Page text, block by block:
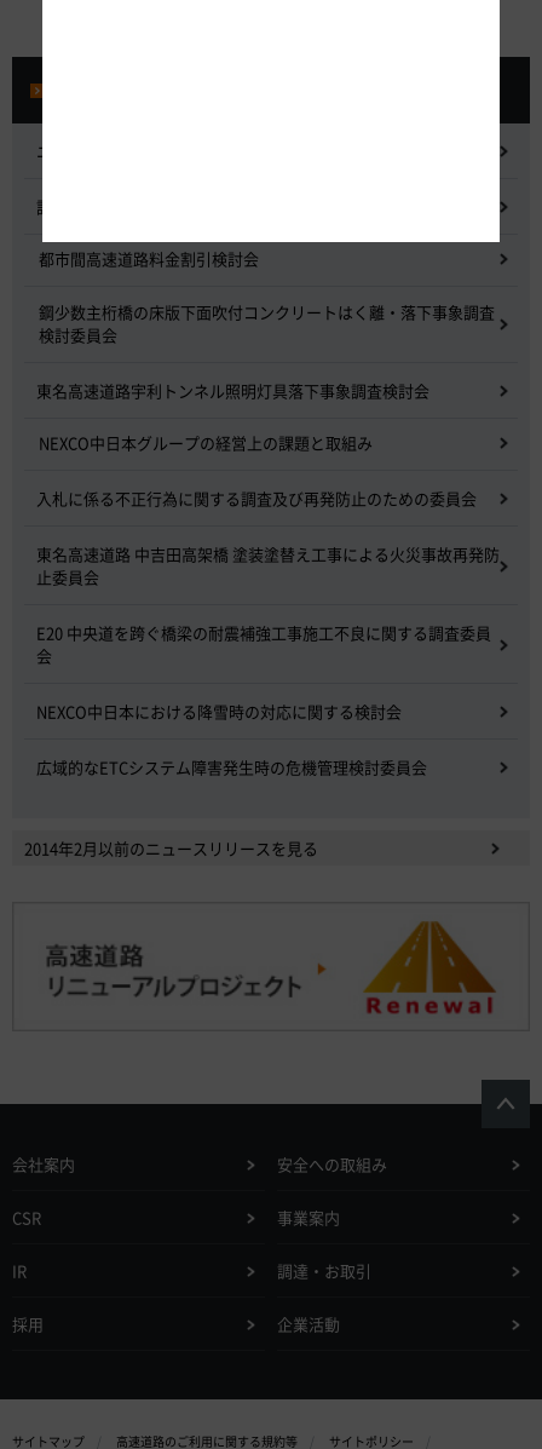
ニュースリリース
記者会見
都市間高速道路料金割引検討会
鋼少数主桁橋の床版下面吹付コンクリートはく離・落下事象調査
検討委員会
東名高速道路宇利トンネル照明灯具落下事象調査検討会
NEXCO中日本グループの経営上の課題と取組み
入札に係る不正行為に関する調査及び再発防止のための委員会
東名高速道路 中吉田高架橋 塗装塗替え工事による火災事故再発防
止委員会
E20 中央道を跨ぐ橋梁の耐震補強工事施工不良に関する調査委員
会
NEXCO中日本における降雪時の対応に関する検討会
広域的なETCシステム障害発生時の危機管理検討委員会
2014年2月以前のニュースリリースを見る
会社案内 安全への取組み
CSR 事業案内
IR 調達・お取引
採用 企業活動
サイトマップ 高速道路のご利用に関する規約等 サイトポリシー